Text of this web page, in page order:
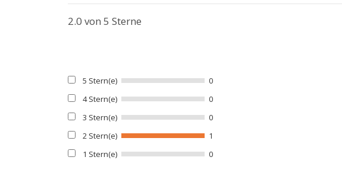
2.0 von 5 Sterne
5 Stern(e)
0
4 Stern(e)
0
3 Stern(e)
0
2 Stern(e)
1
1 Stern(e)
0